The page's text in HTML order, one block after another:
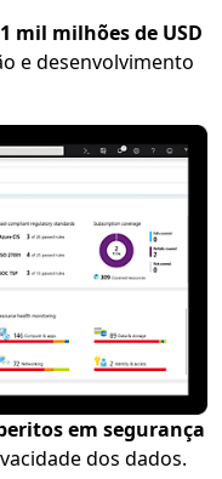
1 mil milhões de USD
e desenvolvimento
em segurança
dos dados.